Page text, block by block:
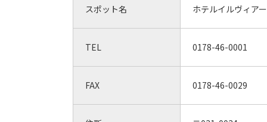
スポット名 ホテルイルヴィア
TEL 0178-46-0001
FAX 0178-46-0029